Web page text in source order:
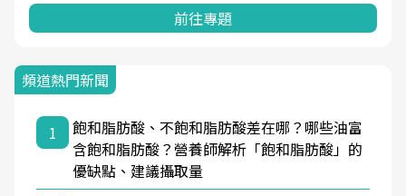
前往專題
頻道熱門新聞
1
飽和脂肪酸、不飽和脂肪酸差在哪？哪些油富
含飽和脂肪酸？營養師解析「飽和脂肪酸」的
優缺點、建議攝取量